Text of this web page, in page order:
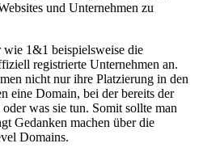
und Unternehmen zu
wie 1&1 beispielsweise die
registrierte Unternehmen an.
nicht nur ihre Platzierung in den
eine Domain, bei der bereits der
was sie tun. Somit sollte man
Gedanken machen über die
Domains.